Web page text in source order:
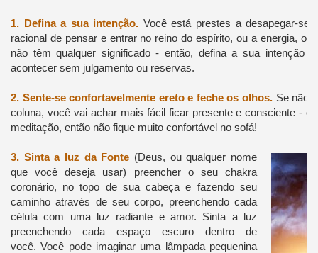
1. Defina a sua intenção. Você está prestes a desapegar-se
racional de pensar e entrar no reino do espírito, ou a energia,
não têm qualquer significado - então, defina a sua intenção
acontecer sem julgamento ou reservas.
2. Sente-se confortavelmente ereto e feche os olhos. Se não
coluna, você vai achar mais fácil ficar presente e consciente - é
meditação, então não fique muito confortável no sofá!
3. Sinta a luz da Fonte (Deus, ou qualquer nome
que você deseja usar) preencher o seu chakra
coronário, no topo de sua cabeça e fazendo seu
caminho através de seu corpo, preenchendo cada
célula com uma luz radiante e amor. Sinta a luz
preenchendo cada espaço escuro dentro de
você.Você pode imaginar uma lâmpada pequenina